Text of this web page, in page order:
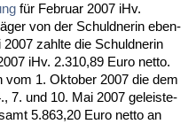
für Fe­bru­ar 2007 iHv.
von der Schuld­ne­rin eben­
zahl­te die Schuld­ne­rin
iHv. 2.310,89 Eu­ro net­to.
1. Ok­to­ber 2007 die dem
7. und 10. Mai 2007 ge­leis­te­
5.863,20 Eu­ro net­to an